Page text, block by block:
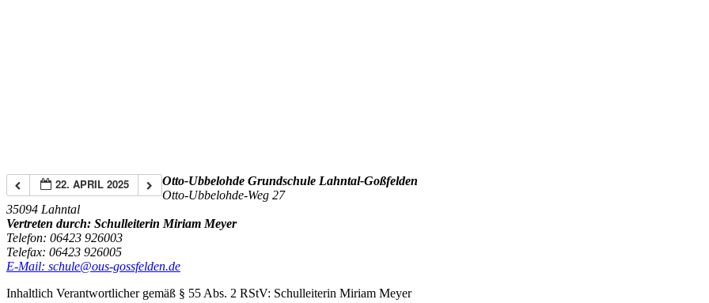
22. APRIL 2025
Otto-Ubbelohde Grundschule Lahntal-Goßfelden
Otto-Ubbelohde-Weg 27
35094 Lahntal
Vertreten durch: Schulleiterin Miriam Meyer
Telefon: 06423 926003
Telefax: 06423 926005
E-Mail: schule@ous-gossfelden.de
Inhaltlich Verantwortlicher gemäß § 55 Abs. 2 RStV: Schulleiterin Miriam Meyer